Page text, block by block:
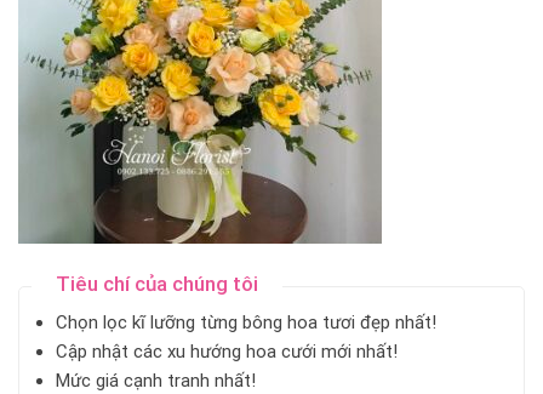
Tiêu chí của chúng tôi
Chọn lọc kĩ lưỡng từng bông hoa tươi đẹp nhất!
Cập nhật các xu hướng hoa cưới mới nhất!
Mức giá cạnh tranh nhất!